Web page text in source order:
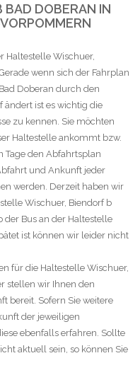
BAD DOBERAN IN
Haltestelle Wischuer,
wenn sich der Fahrplan
Doberan durch den
ändert ist es wichtig die
zu kennen. Sie möchten
Haltestelle ankommt bzw.
Tage den Abfahrtsplan
und Ankunft jeder
werden. Derzeit haben wir
Wischuer, Biendorf b
der Bus an der Haltestelle
ist können wir leider nicht
für die Haltestelle Wischuer,
stellen wir Ihnen den
bereit. Sofern Sie weitere
der jeweiligen
ebenfalls erfahren. Sollte
aktuell sein, so können Sie